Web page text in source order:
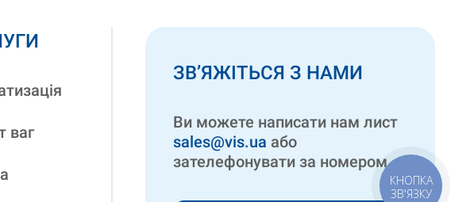
ваг
ЗВ’ЯЖІТЬСЯ З НАМИ
Ви можете написати нам лист
sales@vis.ua або
зателефонувати за номером
КНОПКА
ЗВ'ЯЗКУ